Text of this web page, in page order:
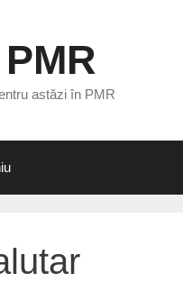
astăzi în PMR